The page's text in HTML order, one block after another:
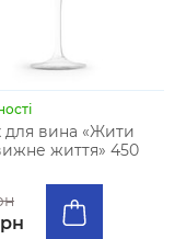
для вина «Жити
життя» 450